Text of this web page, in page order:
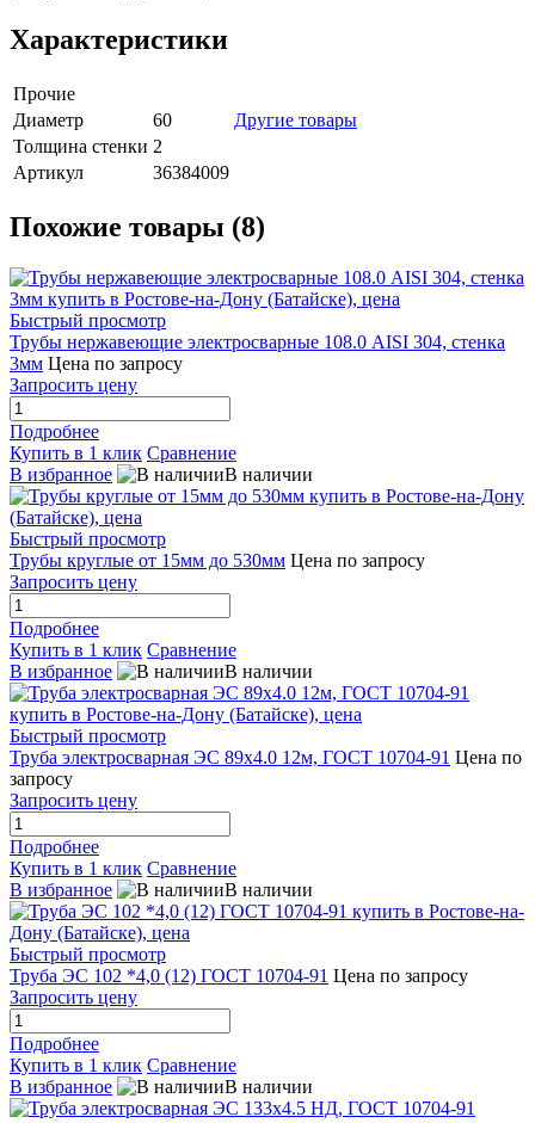
Характеристики
Прочие
Диаметр
60
Другие товары
Толщина стенки 2
Артикул
36384009
Похожие товары (8)
Быстрый просмотр
Трубы нержавеющие электросварные 108.0 AISI 304, стенка
3мм Цена по запросу
Запросить цену
Подробнее
Купить в 1 клик Сравнение
В избранное
В наличии
Быстрый просмотр
Трубы круглые от 15мм до 530мм Цена по запросу
Запросить цену
Подробнее
Купить в 1 клик Сравнение
В избранное
В наличии
Быстрый просмотр
Труба электросварная ЭС 89х4.0 12м, ГОСТ 10704-91 Цена по
запросу
Запросить цену
Подробнее
Купить в 1 клик Сравнение
В избранное
В наличии
Быстрый просмотр
Труба ЭС 102 *4,0 (12) ГОСТ 10704-91 Цена по запросу
Запросить цену
Подробнее
Купить в 1 клик Сравнение
В избранное
В наличии